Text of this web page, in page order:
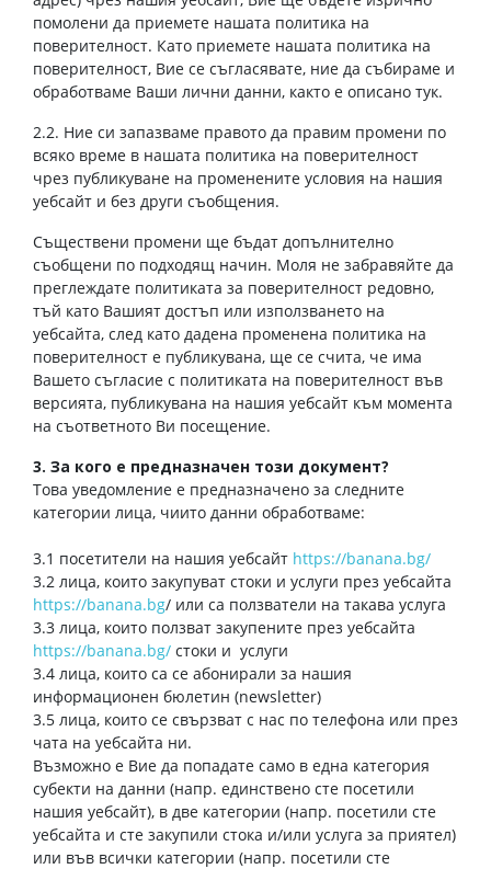
помолени да приемете нашата политика на
поверителност. Като приемете нашата политика на
поверителност, Вие се съгласявате, ние да събираме и
обработваме Ваши лични данни, както е описано тук.
2.2. Ние си запазваме правото да правим промени по
всяко време в нашата политика на поверителност
чрез публикуване на променените условия на нашия
уебсайт и без други съобщения.
Съществени промени ще бъдат допълнително
съобщени по подходящ начин. Моля не забравяйте да
преглеждате политиката за поверителност редовно,
тъй като Вашият достъп или използването на
уебсайта, след като дадена променена политика на
поверителност е публикувана, ще се счита, че има
Вашето съгласие с политиката на поверителност във
версията, публикувана на нашия уебсайт към момента
на съответното Ви посещение.
3. За кого е предназначен този документ?
Това уведомление е предназначено за следните
категории лица, чиито данни обработваме:
3.1 посетители на нашия уебсайт https://banana.bg/
3.2 лица, които закупуват стоки и услуги през уебсайта
https://banana.bg/ или са ползватели на такава услуга
3.3 лица, които ползват закупените през уебсайта
https://banana.bg/ стоки и услуги
3.4 лица, които са се абонирали за нашия
информационен бюлетин (newsletter)
3.5 лица, които се свързват с нас по телефона или през
чата на уебсайта ни.
Възможно е Вие да попадате само в една категория
субекти на данни (напр. единствено сте посетили
нашия уебсайт), в две категории (напр. посетили сте
уебсайта и сте закупили стока и/или услуга за приятел)
или във всички категории (напр. посетили сте